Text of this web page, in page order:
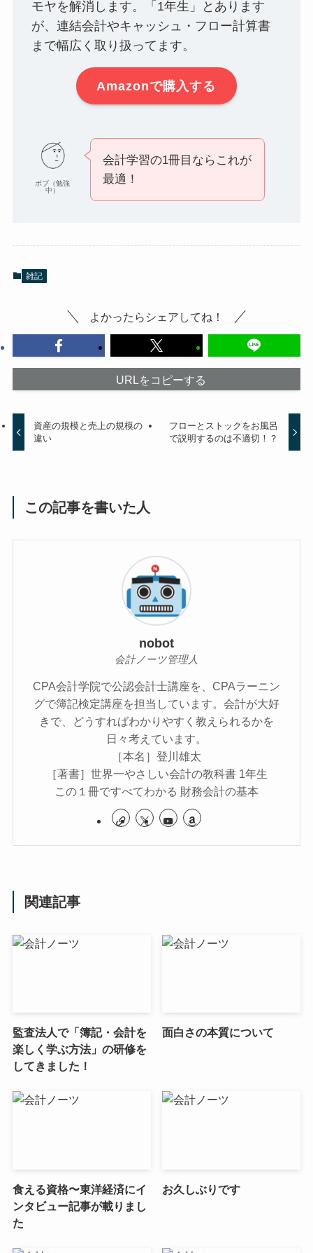
モヤを解消します。「1年生」とあります
が、連結会計やキャッシュ・フロー計算書
まで幅広く取り扱ってます。
Amazonで購入する
ボブ（勉強
中）
会計学習の1冊目ならこれが
最適！
雑記
よかったらシェアしてね！
URLをコピーする
資産の規模と売上の規模の
違い
フローとストックをお風呂
で説明するのは不適切！？
この記事を書いた人
nobot
会計ノーツ管理人
CPA会計学院で公認会計士講座を、CPAラーニン
グで簿記検定講座を担当しています。会計が大好
きで、どうすればわかりやすく教えられるかを
日々考えています。
［本名］登川雄太
［著書］世界一やさしい会計の教科書 1年生
この１冊ですべてわかる 財務会計の基本
関連記事
監査法人で「簿記・会計を
楽しく学ぶ方法」の研修を
してきました！
面白さの本質について
食える資格〜東洋経済にイ
ンタビュー記事が載りまし
た
お久しぶりです